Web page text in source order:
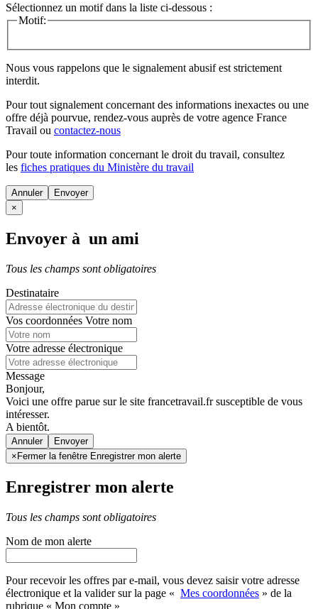
Sélectionnez un motif dans la liste ci-dessous :
Motif:
Nous vous rappelons que le signalement abusif est strictement
interdit.
Pour tout signalement concernant des informations inexactes ou une
offre déjà pourvue, rendez-vous auprès de votre agence France
Travail ou contactez-nous
Pour toute information concernant le droit du travail, consultez
les fiches pratiques du Ministère du travail
Annuler
×
Envoyer à un ami
Tous les champs sont obligatoires
Destinataire
Vos coordonnées Votre nom
Votre adresse électronique
Message
Bonjour,
Voici une offre parue sur le site francetravail.fr susceptible de vous
intéresser.
A bientôt.
Annuler
× Fermer la fenêtre Enregistrer mon alerte
Enregistrer mon alerte
Tous les champs sont obligatoires
Nom de mon alerte
Pour recevoir les offres par e-mail, vous devez saisir votre adresse
électronique et la valider sur la page « Mes coordonnées » de la
rubrique « Mon compte »